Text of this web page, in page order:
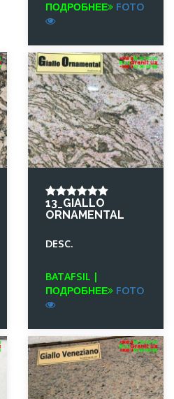
ПОДРОБНЕЕ
FOTO
13_GIALLO
ORNAMENTAL
DESC.
BATAFSIL |
ПОДРОБНЕЕ
FOTO